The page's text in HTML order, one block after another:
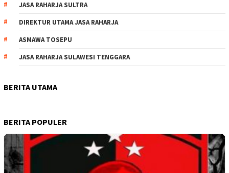
JASA RAHARJA SULTRA
DIREKTUR UTAMA JASA RAHARJA
ASMAWA TOSEPU
JASA RAHARJA SULAWESI TENGGARA
BERITA UTAMA
BERITA POPULER